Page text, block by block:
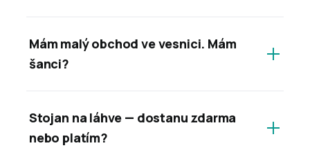
Mám malý obchod ve vesnici. Mám
šanci?
Stojan na láhve — dostanu zdarma
nebo platím?